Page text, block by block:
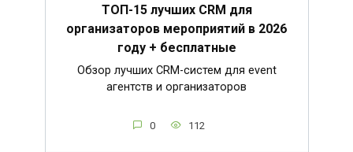
ТОП-15 лучших CRM для
организаторов мероприятий в 2026
году + бесплатные
Обзор лучших CRM-систем для event
агентств и организаторов
0 112